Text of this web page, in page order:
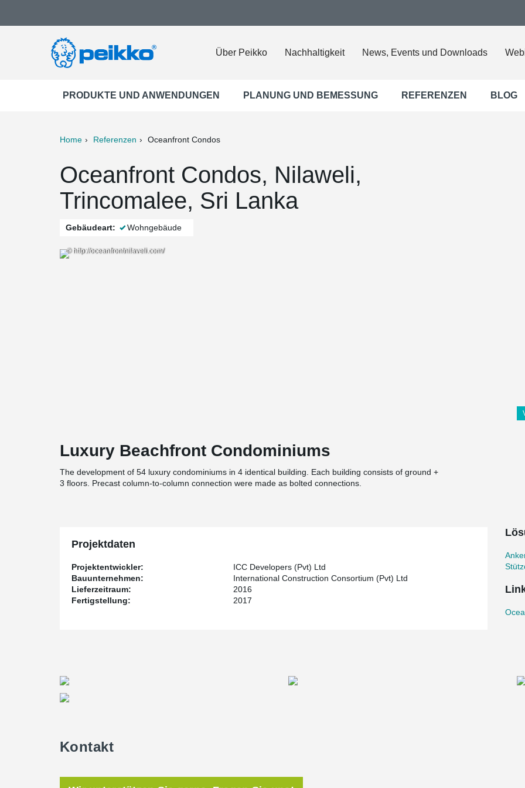
Über Peikko Nachhaltigkeit News, Events und Downloads
PRODUKTE UND ANWENDUNGEN PLANUNG UND BEMESSUNG REFERENZEN BLOG
Home Referenzen Oceanfront Condos
Oceanfront Condos, Nilaweli,
Trincomalee, Sri Lanka
Gebäudeart: Wohngebäude
© http://oceanfrontnilaveli.com/
Luxury Beachfront Condominiums
The development of 54 luxury condominiums in 4 identical building. Each building consists of ground +
3 floors. Precast column-to-column connection were made as bolted connections.
Projektdaten
Projektentwickler:
ICC Developers (Pvt) Ltd
Bauunternehmen:
International Construction Consortium (Pvt) Ltd
Lieferzeitraum:
2016
Fertigstellung:
2017
Kontakt